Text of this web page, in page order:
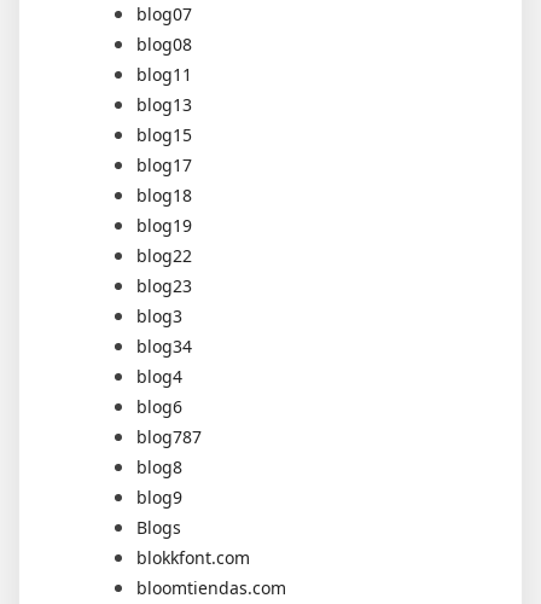
blog07
blog08
blog11
blog13
blog15
blog17
blog18
blog19
blog22
blog23
blog3
blog34
blog4
blog6
blog787
blog8
blog9
Blogs
blokkfont.com
bloomtiendas.com